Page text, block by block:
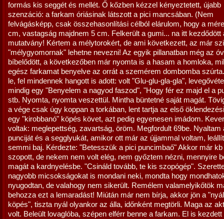
formás kis seggét és mellét. Ő kőzben kézzel kényeztetett, újabb
szenzáció: a farkam óriásinak látszott a pici mancsában. (Nem
felvágásképp, csak összehasonlítási célból elárulom, hogy a
cm, vastagság majdnem 5 cm. Felkerült a gumi... na itt kezdődött
mutatvány! Kértem a mélytorokért, de ami következett, az már
"mélygyomornak" lehetne nevezni! Az egyik pillanatban még az
bíbelődött, a következőben már nyomta is a hasam a homloka,
egész farkamat benyelve az orrát a szemérem dombomba
le, fel mindennek hangott is adott: volt "Glu-glu-gla-gla",
mindig egy "Benyelem a nagyod faszod", "Hogy fér ez majd el a
stb. Nyomta, nyomta veszettül. Mintha büntetné saját magát.
a vége csak úgy koppan a torkában, lent tartja az első
egy "kirobbanó" köpés követ, azt pedig egyenesen imádom.
voltak: meglepettség, zavartság, öröm. Megfordult 69be. Nyaltam
punciját és a segglyukát, amikor ott már az újjammal voltam,
semmi baj. Kérdezte: "Betesszük a pici puncimbaő" Akkor már
szopott, de nekem nem volt elég, nem győztem nézni, mennyire
magát a kardnyelésbe. "Csináld tovább, te kis szopógép".
nagyobb micsokságokat is mondani neki, mondta hogy
nyugodtan, de valahogy nem sikerült. Remélem valamelyikőtök
behozza ezt a lemaradást! Miútán már nem bírja, akkor jön a
köpés", tiszta nyál olyankor az álla, időnként megtörli. Maga az
volt. Beleült lovaglóba, szépen elférr benne a farkam. El is kezdett